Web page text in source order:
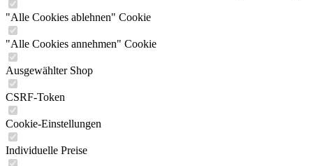
"Alle Cookies ablehnen" Cookie
"Alle Cookies annehmen" Cookie
Ausgewählter Shop
CSRF-Token
Cookie-Einstellungen
Individuelle Preise